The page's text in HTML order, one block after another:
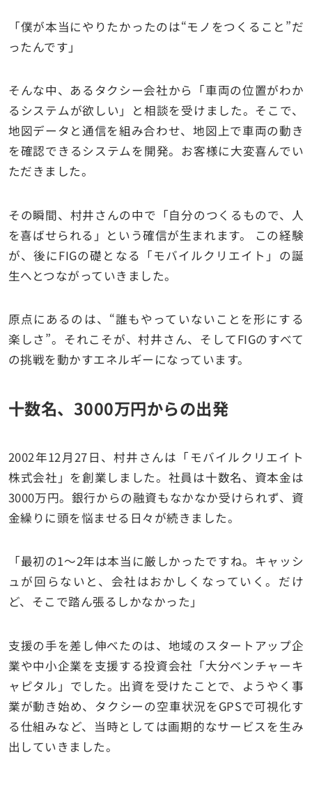
「僕が本当にやりたかったのは“モノをつくること”だ
ったんです」
そんな中、あるタクシー会社から「車両の位置がわか
るシステムが欲しい」と相談を受けました。そこで、
地図データと通信を組み合わせ、地図上で車両の動き
を確認できるシステムを開発。お客様に大変喜んでい
ただきました。
その瞬間、村井さんの中で「自分のつくるもので、人
を喜ばせられる」という確信が生まれます。 この経験
が、後にFIGの礎となる「モバイルクリエイト」の誕
生へとつながっていきました。
原点にあるのは、“誰もやっていないことを形にする
楽しさ”。それこそが、村井さん、そしてFIGのすべて
の挑戦を動かすエネルギーになっています。
十数名、3000万円からの出発
2002年12月27日、村井さんは「モバイルクリエイト
株式会社」を創業しました。社員は十数名、資本金は
3000万円。銀行からの融資もなかなか受けられず、資
金繰りに頭を悩ませる日々が続きました。
「最初の1〜2年は本当に厳しかったですね。キャッシ
ュが回らないと、会社はおかしくなっていく。だけ
ど、そこで踏ん張るしかなかった」
支援の手を差し伸べたのは、地域のスタートアップ企
業や中小企業を支援する投資会社「大分ベンチャーキ
ャピタル」でした。出資を受けたことで、ようやく事
業が動き始め、タクシーの空車状況をGPSで可視化す
る仕組みなど、当時としては画期的なサービスを生み
出していきました。